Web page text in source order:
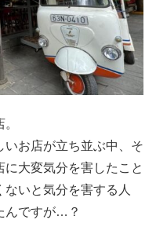
いお店が立ち並ぶ中、そ
大変気分を害したこと
いと気分を害する人
んですが…？